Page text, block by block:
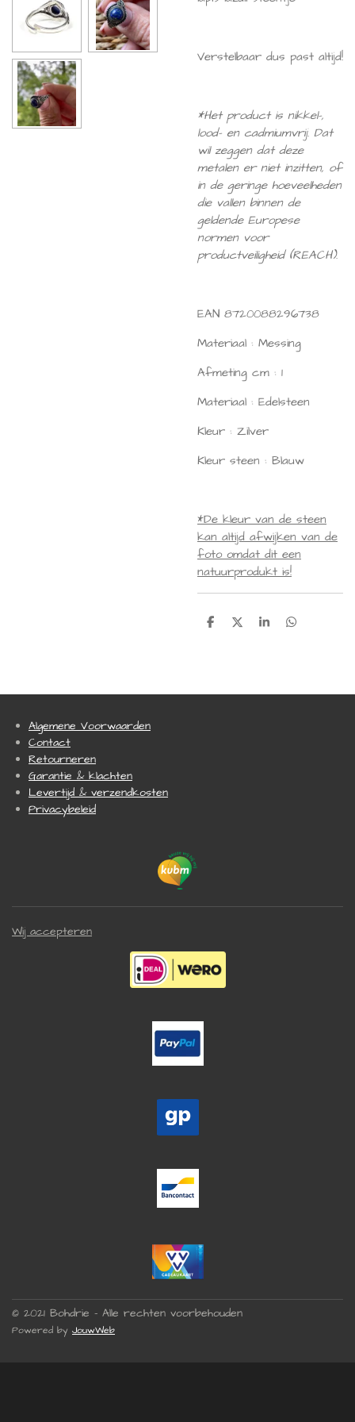
Verstelbaar dus past altijd!
*Het product is nikkel-,
lood- en cadmiumvrij. Dat
wil zeggen dat deze
metalen er niet inzitten, of
in de geringe hoeveelheden
die vallen binnen de
geldende Europese
normen voor
productveiligheid (REACH).
EAN 8720088296738
Materiaal : Messing
Afmeting cm : 1
Materiaal : Edelsteen
Kleur : Zilver
Kleur steen : Blauw
*De kleur van de steen
kan altijd afwijken van de
foto omdat dit een
natuurprodukt is!
D
D
S
D
Algemene Voorwaarden
Contact
Retourneren
Garantie & klachten
Levertijd & verzendkosten
Privacybeleid
Wij accepteren
© 2021 Bohdrie - Alle rechten voorbehouden
Powered by JouwWeb